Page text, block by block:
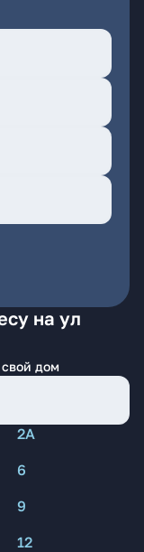
на ул
дом
2А
6
9
12